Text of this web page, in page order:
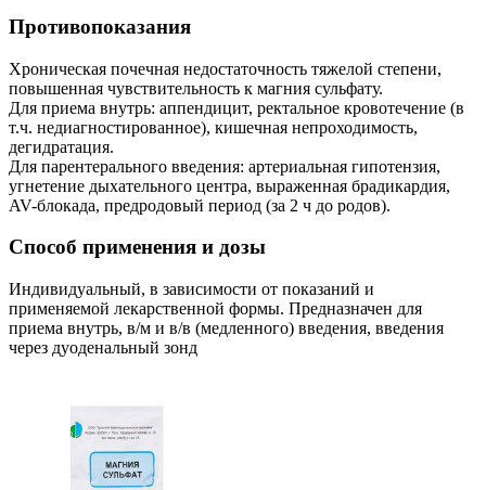
Противопоказания
Хроническая почечная недостаточность тяжелой степени,
повышенная чувствительность к магния сульфату.
Для приема внутрь: аппендицит, ректальное кровотечение (в
т.ч. недиагностированное), кишечная непроходимость,
дегидратация.
Для парентерального введения: артериальная гипотензия,
угнетение дыхательного центра, выраженная брадикардия,
AV-блокада, предродовый период (за 2 ч до родов).
Способ применения и дозы
Индивидуальный, в зависимости от показаний и
применяемой лекарственной формы. Предназначен для
приема внутрь, в/м и в/в (медленного) введения, введения
через дуоденальный зонд